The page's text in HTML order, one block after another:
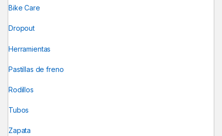
Bike Care
Dropout
Herramientas
Pastillas de freno
Rodillos
Tubos
Zapata